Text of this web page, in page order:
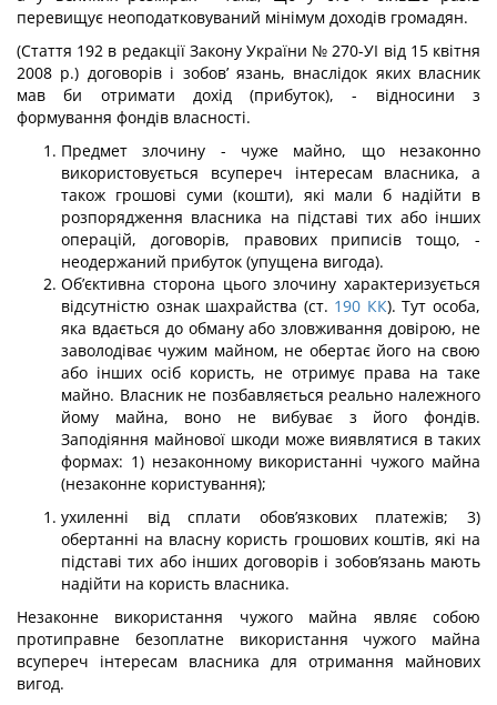
перевищує неоподатковуваний мінімум доходів громадян.
(Стаття 192 в редакції Закону України № 270-УІ від 15 квітня
2008 р.) договорів і зобов’ язань, внаслідок яких власник
мав би отримати дохід (прибуток), - відносини з
формування фондів власності.
Предмет злочину - чуже майно, що незаконно
використовується всупереч інте­ресам власника, а
також грошові суми (кошти), які мали б надійти в
розпорядження власника на підставі тих або інших
операцій, договорів, правових приписів тощо, -
неодержаний прибуток (упущена вигода).
Об’єктивна сторона цього злочину характеризується
відсутністю ознак шах­райства (ст. 190 КК). Тут особа,
яка вдається до обману або зловживання довірою, не
заволодіває чужим майном, не обертає його на свою
або інших осіб користь, не отри­мує права на таке
майно. Власник не позбавляється реально належного
йому майна, воно не вибуває з його фондів.
Заподіяння майнової шкоди може виявлятися в таких
формах: 1) незаконному використанні чужого майна
(незаконне користування);
ухиленні від сплати обов’язкових платежів; 3)
обертанні на власну користь грошо­вих коштів, які на
підставі тих або інших договорів і зобов’язань мають
надійти на користь власника.
Незаконне використання чужого майна являє собою
протиправне безоплатне ви­користання чужого майна
всупереч інтересам власника для отримання майнових
вигод.